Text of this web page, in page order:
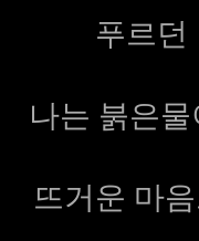
푸르던
나는 붉은
뜨거운 마